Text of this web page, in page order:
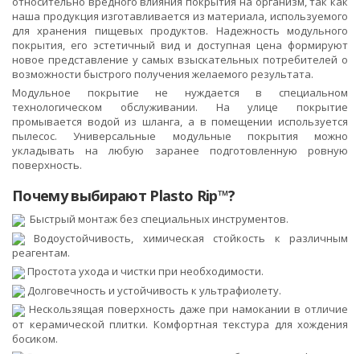
наша продукция изготавливается из материала, используемого
для хранения пищевых продуктов. Надежность модульного
покрытия, его эстетичный вид и доступная цена формируют
новое представление у самых взыскательных потребителей о
возможности быстрого получения желаемого результата.
Модульное покрытие не нуждается в специальном
технологическом обслуживании. На улице покрытие
промывается водой из шланга, а в помещении используется
пылесос. Универсальные модульные покрытия можно
укладывать на любую заранее подготовленную ровную
поверхность.
Почему выбирают Plasto Rip™?
Быстрый монтаж без специальных инструментов.
Водоустойчивость, химическая стойкость к различным
реагентам.
Простота ухода и чистки при необходимости.
Долговечность и устойчивость к ультрафиолету.
Нескользящая поверхность даже при намокании в отличие
от керамической плитки. Комфортная текстура для хождения
босиком.